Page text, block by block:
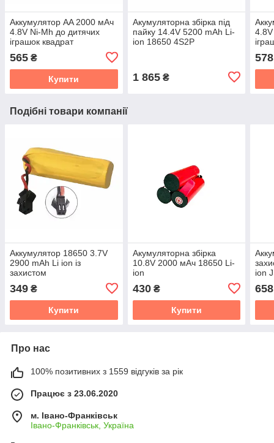
Аккумулятор AA 2000 мАч
4.8V Ni-Mh до дитячих
іграшок квадрат
565 ₴
Купити
Акумуляторна збірка під
пайку 14.4V 5200 mAh Li-
ion 18650 4S2P
1 865₴
578
Подібні товари компанії
Аккумулятор 18650 3.7V
2900 mAh Li ion із
захистом
349 ₴
Купити
Акумуляторна збірка
10.8V 2000 мАч 18650 Li-
ion
430₴
Купити
ion
658
Про нас
100% позитивних з 1559 відгуків за рік
Працює з 23.06.2020
м. Івано-Франківськ
Івано-Франківськ, Україна